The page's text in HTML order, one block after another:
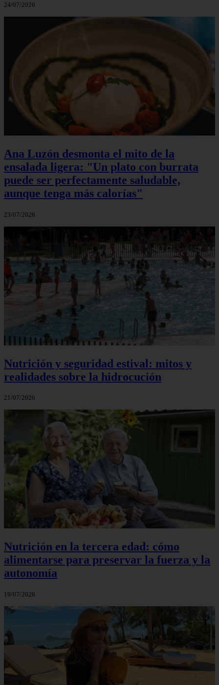
24/07/2026
Ana Luzón desmonta el mito de la
ensalada ligera: "Un plato con burrata
puede ser perfectamente saludable,
aunque tenga más calorías"
23/07/2026
Nutrición y seguridad estival: mitos y
realidades sobre la hidrocución
21/07/2026
Nutrición en la tercera edad: cómo
alimentarse para preservar la fuerza y la
autonomía
19/07/2026